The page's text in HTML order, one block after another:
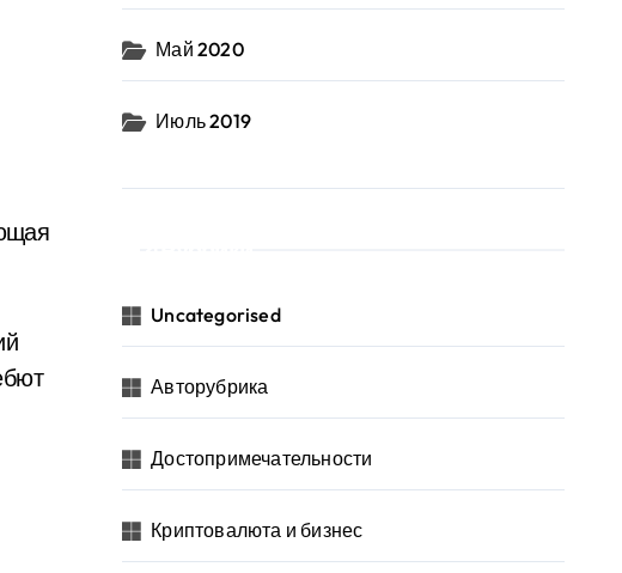
Май 2020
Июль 2019
Uncategorised
Авторубрика
Достопримечательности
Криптовалюта и бизнес